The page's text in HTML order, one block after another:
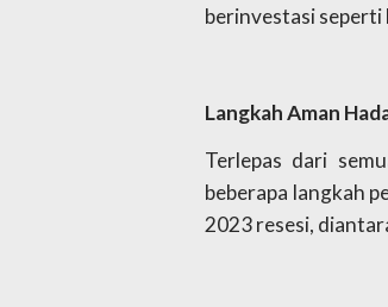
berinvestasi seperti
Langkah Aman
Terlepas dari
beberapa langkah
2023 resesi,